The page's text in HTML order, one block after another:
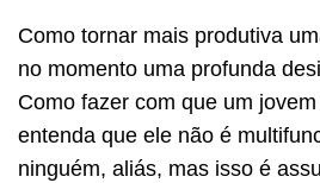
Como tornar mais produtiva
no momento uma profunda
Como fazer com que um
entenda que ele não é
ninguém, aliás, mas isso é